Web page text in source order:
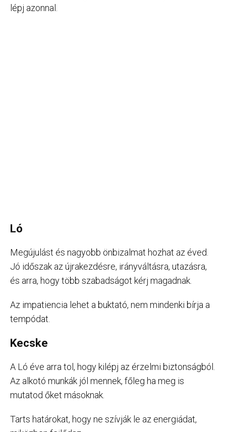
lépj azonnal.
Ló
Megújulást és nagyobb önbizalmat hozhat az éved.
Jó időszak az újrakezdésre, irányváltásra, utazásra,
és arra, hogy több szabadságot kérj magadnak.
Az impatiencia lehet a buktató, nem mindenki bírja a
tempódat.
Kecske
A Ló éve arra tol, hogy kilépj az érzelmi biztonságból.
Az alkotó munkák jól mennek, főleg ha meg is
mutatod őket másoknak.
Tarts határokat, hogy ne szívják le az energiádat,